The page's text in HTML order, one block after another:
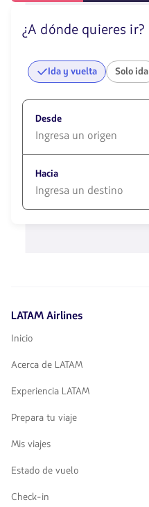
¿A dónde quieres ir?
Ida y vuelta Solo ida
Desde
opciones
disponibles.
Usa
las
Hacia
para
LATAM Airlines
Inicio
Acerca de LATAM
Experiencia LATAM
Prepara tu viaje
Mis viajes
Estado de vuelo
Check-in